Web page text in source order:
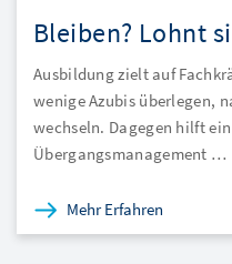
Bleiben? Lohnt
Ausbildung zielt auf
wenige Azubis überlegen,
wechseln. Dagegen hilft
Übergangsmanagement …
Mehr Erfahren